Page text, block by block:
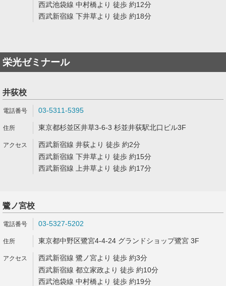
西武池袋線 中村橋より 徒歩 約12分
西武新宿線 下井草より 徒歩 約18分
栄光ゼミナール
井荻校
03-5311-5395
東京都杉並区井草3-6-3 杉並井荻駅北口ビル3F
西武新宿線 井荻より 徒歩 約2分
西武新宿線 下井草より 徒歩 約15分
西武新宿線 上井草より 徒歩 約17分
鷺ノ宮校
03-5327-5202
東京都中野区鷺宮4-4-24 グランドショップ鷺宮 3F
西武新宿線 鷺ノ宮より 徒歩 約3分
西武新宿線 都立家政より 徒歩 約10分
西武池袋線 中村橋より 徒歩 約19分